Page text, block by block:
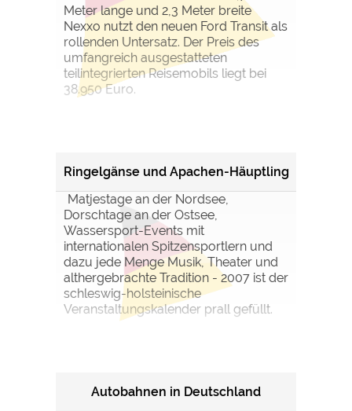
Meter lange und 2,3 Meter breite
Nexxo nutzt den neuen Ford Transit als
rollenden Untersatz. Der Preis des
umfangreich ausgestatteten
teilintegrierten Reisemobils liegt bei
38.950 Euro.
Ringelgänse und Apachen-Häuptling
Matjestage an der Nordsee,
Dorschtage an der Ostsee,
Wassersport-Events mit
internationalen Spitzensportlern und
dazu jede Menge Musik, Theater und
althergebrachte Tradition - 2007 ist der
schleswig-holsteinische
Veranstaltungskalender prall gefüllt.
Autobahnen in Deutschland